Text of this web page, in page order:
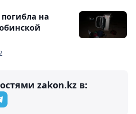
на
zakon.kz в: